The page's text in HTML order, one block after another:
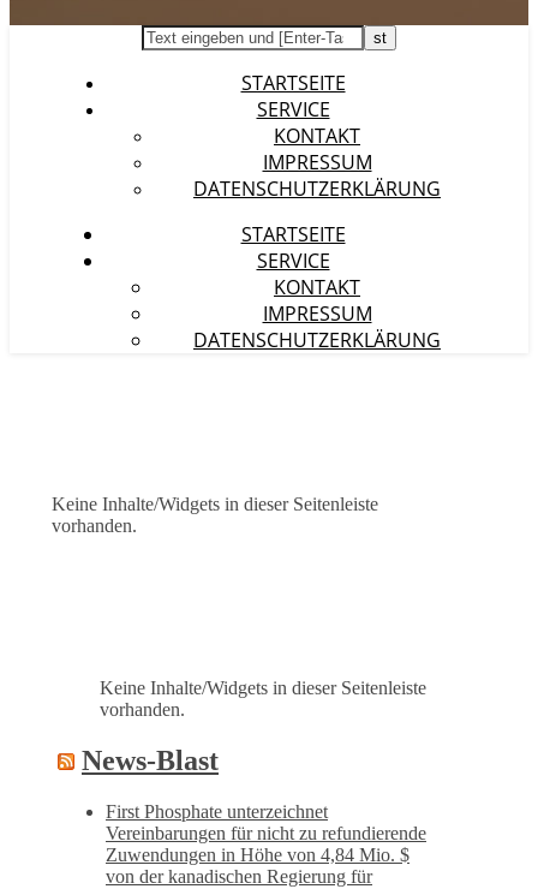
STARTSEITE
SERVICE
KONTAKT
IMPRESSUM
DATENSCHUTZERKLÄRUNG
STARTSEITE
SERVICE
KONTAKT
IMPRESSUM
DATENSCHUTZERKLÄRUNG
Keine Inhalte/Widgets in dieser Seitenleiste
vorhanden.
Keine Inhalte/Widgets in dieser Seitenleiste
vorhanden.
News-Blast
First Phosphate unterzeichnet
Vereinbarungen für nicht zu refundierende
Zuwendungen in Höhe von 4,84 Mio. $
von der kanadischen Regierung für